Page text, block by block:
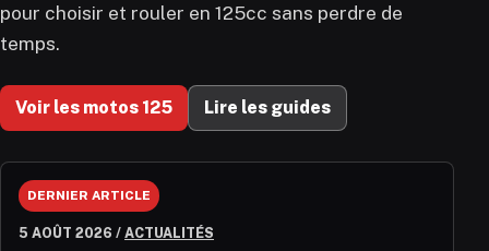
pour choisir et rouler en 125cc sans perdre de
temps.
Voir les motos 125 Lire les guides
DERNIER ARTICLE
5 AOÛT 2026 / ACTUALITÉS